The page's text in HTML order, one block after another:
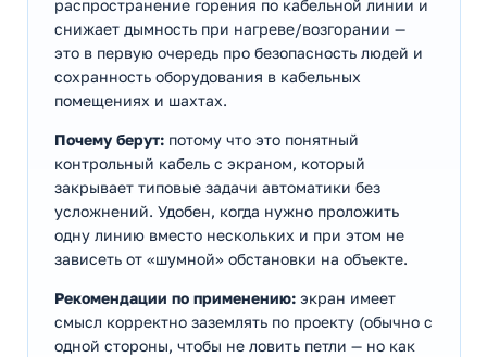
распространение горения по кабельной линии и
снижает дымность при нагреве/возгорании —
это в первую очередь про безопасность людей и
сохранность оборудования в кабельных
помещениях и шахтах.
Почему берут: потому что это понятный
контрольный кабель с экраном, который
закрывает типовые задачи автоматики без
усложнений. Удобен, когда нужно проложить
одну линию вместо нескольких и при этом не
зависеть от «шумной» обстановки на объекте.
Рекомендации по применению: экран имеет
смысл корректно заземлять по проекту (обычно с
одной стороны, чтобы не ловить петли — но как